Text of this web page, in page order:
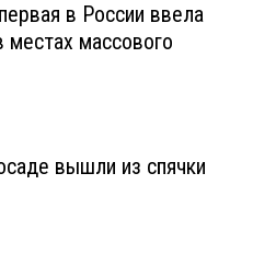
в России ввела
массового
вышли из спячки